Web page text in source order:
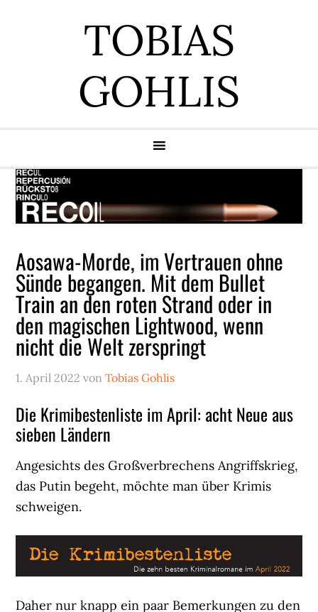
TOBIAS
GOHLIS
Aosawa-Morde, im Vertrauen ohne
Sünde begangen. Mit dem Bullet
Train an den roten Strand oder in
den magischen Lightwood, wenn
nicht die Welt zerspringt
1. April 2022 vonTobias Gohlis
Die Krimibestenliste im April: acht Neue aus
sieben Ländern
Angesichts des Großverbrechens Angriffskrieg,
das Putin begeht, möchte man über Krimis
schweigen.
Daher nur knapp ein paar Bemerkungen zu den